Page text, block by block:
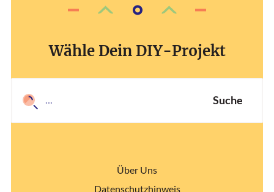
Wähle Dein DIY-Projekt
Suche
Über Uns
Datenschutzhinweis